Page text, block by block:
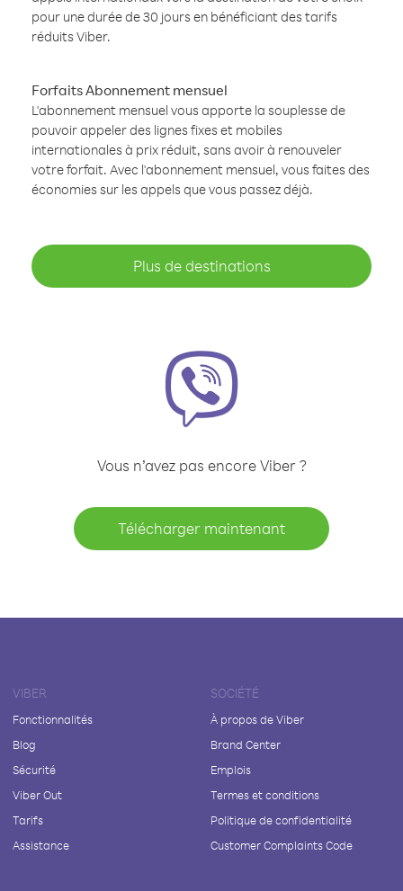
pour une durée de 30 jours en bénéficiant des tarifs
réduits Viber.
Forfaits Abonnement mensuel
L'abonnement mensuel vous apporte la souplesse de
pouvoir appeler des lignes fixes et mobiles
internationales à prix réduit, sans avoir à renouveler
votre forfait. Avec l'abonnement mensuel, vous faites des
économies sur les appels que vous passez déjà.
Plus de destinations
Vous n’avez pas encore Viber ?
Télécharger maintenant
VIBER
Fonctionnalités
Blog
Sécurité
Viber Out
Tarifs
Assistance
SOCIÉTÉ
À propos de Viber
Brand Center
Emplois
Termes et conditions
Politique de confidentialité
Customer Complaints Code